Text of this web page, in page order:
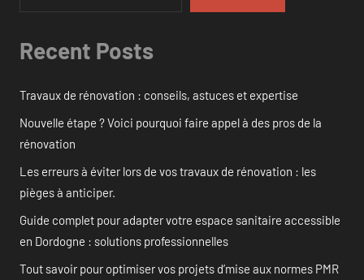
Recent Posts
Travaux de rénovation : conseils, astuces et expertise
Nouvelle étape ? Voici pourquoi faire appel à des pros de la
rénovation
Les erreurs à éviter lors de vos travaux de rénovation : les
pièges à anticiper.
Guide complet pour adapter votre espace sanitaire accessible
en Dordogne : solutions professionnelles
Tout savoir pour optimiser vos projets d’mise aux normes PMR